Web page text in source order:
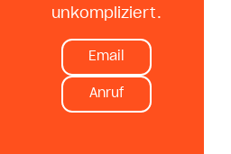
unkompliziert.
Email
Anruf